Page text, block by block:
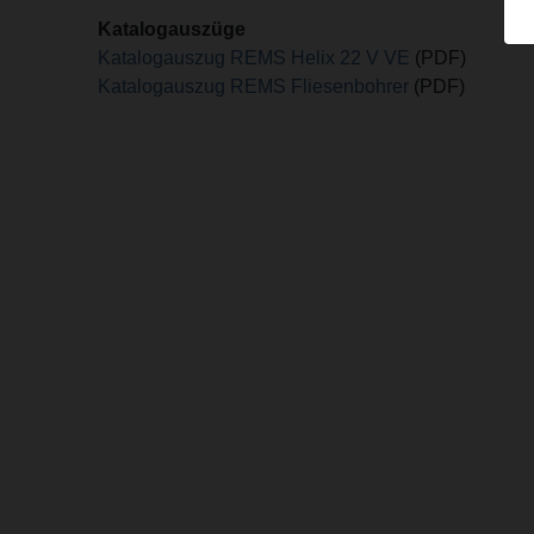
Katalogauszüge
Katalogauszug REMS Helix 22 V VE (PDF)
Katalogauszug REMS Fliesenbohrer (PDF)